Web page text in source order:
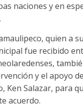
naciones y en
quien a
fue recibido
y el apoyo
Ken Salazar, para
acuerdo.